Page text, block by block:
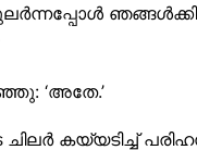
‘അതേ.’
കയ്യടിച്ച്